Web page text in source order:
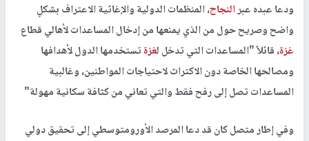
ودعا عبده عبرالنجاح، المنظمات الدولية والإغاثية الاعتراف بشكلٍ
واضح وصريح حول من الذي يمنعها من إدخال المساعدات لأهالي قطاع
غزة، قائلاً "المساعدات التي تدخل لغزةتستخدمها الدول لأهدافها
ومصالحها الخاصة دون الاكتراث لاحتياجات المواطنين، وغالبية
المساعدات تصل إلى رفح فقط والتي تعاني من كثافة سكانية مهولة"
وفي إطار متصل كان قد دعا المرصد الأورومتوسطي إلى تحقيق دولي